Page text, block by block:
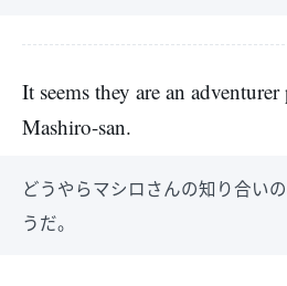
It seems they are an
Mashiro-san.
どうやらマシロさんの知り合い
うだ。